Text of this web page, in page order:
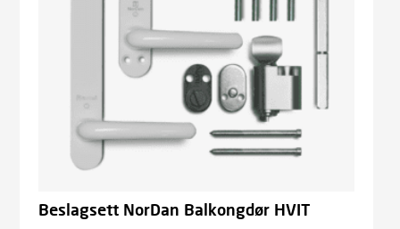
Beslagsett NorDan Balkongdør HVIT